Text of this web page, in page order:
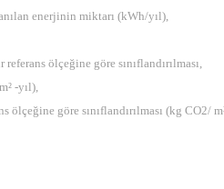
enerjinin miktarı (kWh/yıl),
ölçeğine göre sınıflandırılması,
-yıl),
ölçeğine göre sınıflandırılması (kg CO2/